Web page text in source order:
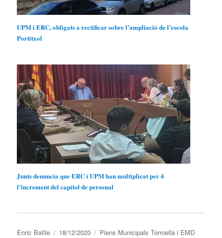
UPM i ERC, obligats a rectificar sobre l’ampliació de l’escola
Portitxol
Junts denuncia que ERC i UPM han multiplicat per 4
l’increment del capítol de personal
Autor
Enric Batlle
Publicat
18/12/2020 Categories
Plens Municipals Torroella i EMD